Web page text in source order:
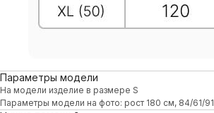
Параметры модели
На модели изделие в размере S
Параметры модели на фото: рост 180 см, 84/61/91